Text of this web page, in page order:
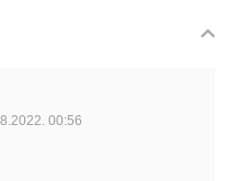
00:56